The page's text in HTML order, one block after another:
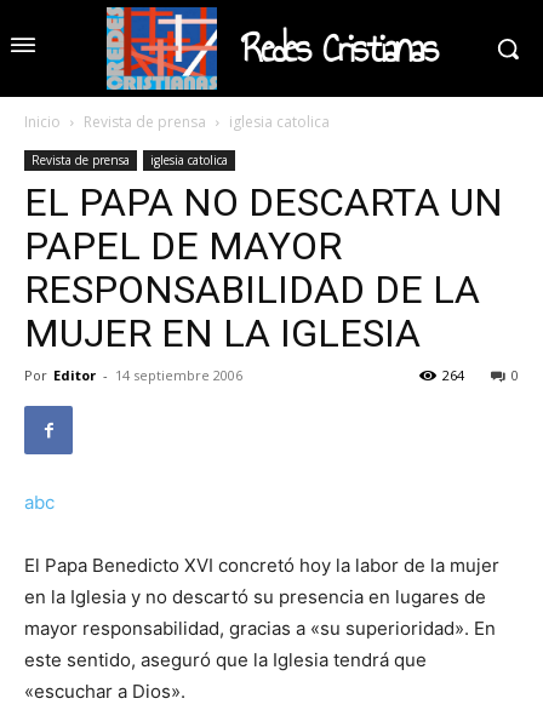
Redes Cristianas
Inicio Revista de prensa iglesia catolica
Revista de prensa iglesia catolica
EL PAPA NO DESCARTA UN
PAPEL DE MAYOR
RESPONSABILIDAD DE LA
MUJER EN LA IGLESIA
Por Editor - 14 septiembre 2006 0
264
abc
El Papa Benedicto XVI concretó hoy la labor de la mujer
en la Iglesia y no descartó su presencia en lugares de
mayor responsabilidad, gracias a «su superioridad». En
este sentido, aseguró que la Iglesia tendrá que
«escuchar a Dios».